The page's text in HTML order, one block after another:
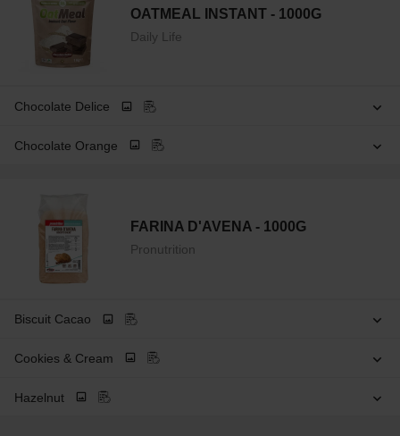
OATMEAL INSTANT - 1000G
Daily Life
Chocolate Delice
Chocolate Orange
FARINA D'AVENA - 1000G
Pronutrition
Biscuit Cacao
Cookies & Cream
Hazelnut